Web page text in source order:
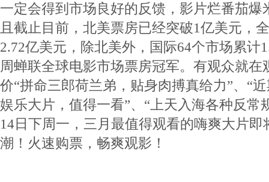
一定会得到市场良好的反馈，影片烂番茄爆
且截止目前，北美票房已经突破1亿美元，
2.72亿美元，除北美外，国际64个市场累计
周蝉联全球电影市场票房冠军。有观众就在
价“拼命三郎荷兰弟，贴身肉搏真给力”、“
娱乐大片，值得一看”、“上天入海各种反常
14日下周一，三月最值得观看的嗨爽大片
潮！火速购票，畅爽观影！